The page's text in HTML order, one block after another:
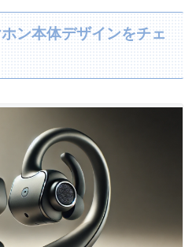
ン本体デザインをチェ